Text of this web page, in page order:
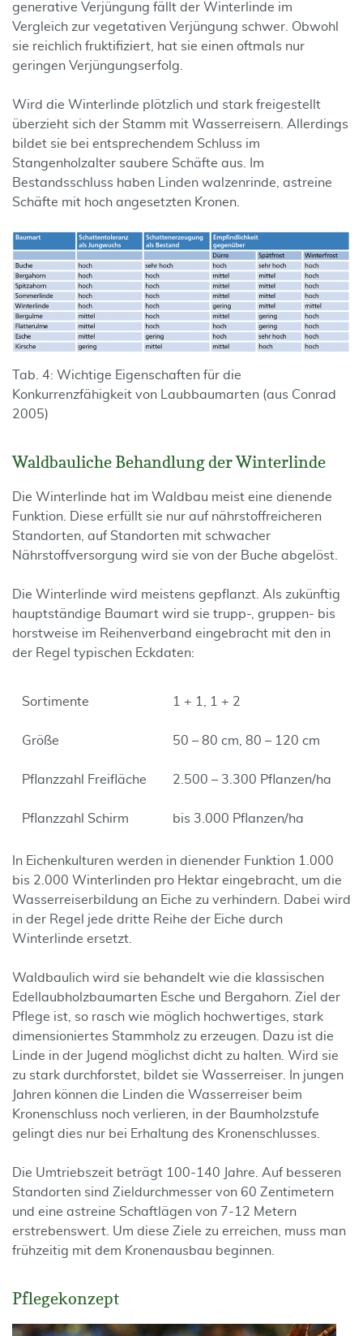
generative Verjüngung fällt der Winterlinde im
Vergleich zur vegetativen Verjüngung schwer. Obwohl
sie reichlich fruktifiziert, hat sie einen oftmals nur
geringen Verjüngungserfolg.
Wird die Winterlinde plötzlich und stark freigestellt
überzieht sich der Stamm mit Wasserreisern. Allerdings
bildet sie bei entsprechendem Schluss im
Stangenholzalter saubere Schäfte aus. Im
Bestandsschluss haben Linden walzenrinde, astreine
Schäfte mit hoch angesetzten Kronen.
Tab. 4: Wichtige Eigenschaften für die
Konkurrenzfähigkeit von Laubbaumarten (aus Conrad
2005)
Waldbauliche Behandlung der Winterlinde
Die Winterlinde hat im Waldbau meist eine dienende
Funktion. Diese erfüllt sie nur auf nährstoffreicheren
Standorten, auf Standorten mit schwacher
Nährstoffversorgung wird sie von der Buche abgelöst.
Die Winterlinde wird meistens gepflanzt. Als zukünftig
hauptständige Baumart wird sie trupp-, gruppen- bis
horstweise im Reihenverband eingebracht mit den in
der Regel typischen Eckdaten:
Sortimente 1 + 1, 1 + 2
Größe 50 – 80 cm, 80 – 120 cm
Pflanzzahl Freifläche 2.500 – 3.300 Pflanzen/ha
Pflanzzahl Schirm bis 3.000 Pflanzen/ha
In Eichenkulturen werden in dienender Funktion 1.000
bis 2.000 Winterlinden pro Hektar eingebracht, um die
Wasserreiserbildung an Eiche zu verhindern. Dabei wird
in der Regel jede dritte Reihe der Eiche durch
Winterlinde ersetzt.
Waldbaulich wird sie behandelt wie die klassischen
Edellaubholzbaumarten Esche und Bergahorn. Ziel der
Pflege ist, so rasch wie möglich hochwertiges, stark
dimensioniertes Stammholz zu erzeugen. Dazu ist die
Linde in der Jugend möglichst dicht zu halten. Wird sie
zu stark durchforstet, bildet sie Wasserreiser. In jungen
Jahren können die Linden die Wasserreiser beim
Kronenschluss noch verlieren, in der Baumholzstufe
gelingt dies nur bei Erhaltung des Kronenschlusses.
Die Umtriebszeit beträgt 100-140 Jahre. Auf besseren
Standorten sind Zieldurchmesser von 60 Zentimetern
und eine astreine Schaftlägen von 7-12 Metern
erstrebenswert. Um diese Ziele zu erreichen, muss man
frühzeitig mit dem Kronenausbau beginnen.
Pflegekonzept